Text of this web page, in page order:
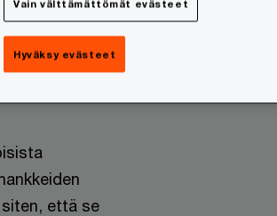
niihin
että se
Vain välttämättömät evästeet
Hyväksy evästeet